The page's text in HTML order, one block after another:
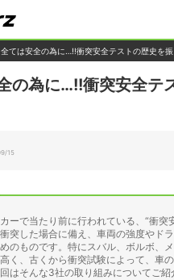
全ては安全の為に…!!衝突安全テストの歴史を振
の為に…!!衝突安全テ
15
ーで当たり前に行われている、“衝突
突した場合に備え、車両の強度やド
のものです。特にスバル、ボルボ、
く、古くから衝突試験によって、車
はそんな3社の取り組みについてご紹